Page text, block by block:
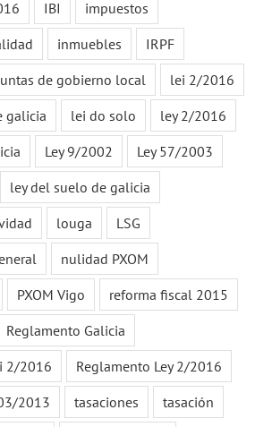
IBI
impuestos
inmuebles
IRPF
de gobierno local
lei 2/2016
galicia
lei do solo
ley 2/2016
Ley 9/2002
Ley 57/2003
ley del suelo de galicia
louga
LSG
nulidad PXOM
PXOM Vigo
reforma fiscal 2015
Reglamento Galicia
2/2016
Reglamento Ley 2/2016
2013
tasaciones
tasación